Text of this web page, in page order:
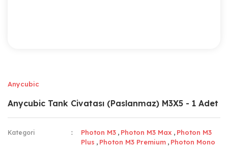
Anycubic
Anycubic Tank Civatası (Paslanmaz) M3X5 - 1 Adet
Kategori Photon M3 , Photon M3 Max , Photon M3
Plus , Photon M3 Premium , Photon Mono